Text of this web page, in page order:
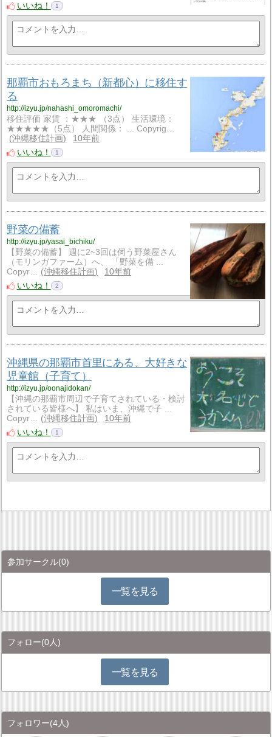
いいね！
1
那覇市おもろまち（新都心）に移住す
る
http://izyu.jp/nahashi_omoromachi/
移住評価 家賃 ：★★★ （3点） 生活環境：
★★★★★（5点） 人間関係： ... Copyrig…
沖縄移住計画
10年前
いいね！
1
野菜の備蓄
http://izyu.jp/yasai_bichiku/
【野菜の備蓄】 週に2~3回は伺う野菜屋さん
（モリンガファーム）へ、 「野菜を備 ...
Copyr…
沖縄移住計画
10年前
いいね！
2
沖縄県の那覇市首里にある、大好きな
児童館（子育て）
http://izyu.jp/oonajidokan/
【沖縄の那覇市周辺で子育てされている・検討
されている皆様へ】 私はいま、沖縄で子 ...
Copyr…
沖縄移住計画
10年前
いいね！
1
参加サークル(0)
一覧を見る
フォロー(0人)
一覧を見る
フォロワー(4人)